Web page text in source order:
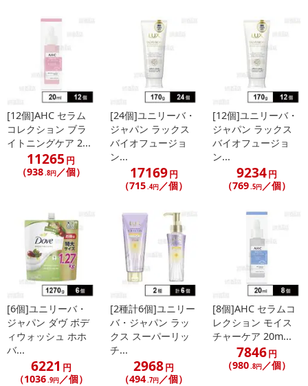
休業日
その他共通および商品カテゴリー別注意事項（※必ずご確認くだ
こちらの情報は 2026-07-09 14:13:35.0
[12個]AHC セラム
コレクション ブラ
イトニングケア 2...
11265 円
（938.8円／個）
[24個]ユニリーバ・
ジャパン ラックス
バイオフュージョ
ン...
17169円
（715.4円／個）
[12個]ユニリーバ・
ジャパン ラックス
バイオフュージョ
ン...
9234円
（769.5円／個）
[6個]ユニリーバ・
ジャパン ダヴ ボデ
ィウォッシュ ホホ
バ...
6221 円
（1036.9円／個）
[2種計6個]ユニリー
バ・ジャパン ラッ
クス スーパーリッ
チ...
2968円
（494.7円 ／個）
[8個]AHC セラムコ
レクション モイス
チャーケア 20m...
7846円
（980.8円 ／個）